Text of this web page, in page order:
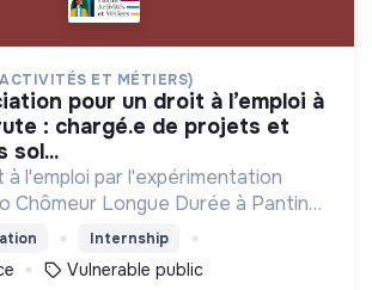
ET MÉTIERS)
: chargé.e de projets et
sol...
l'emploi par l'expérimentation
Chômeur Longue Durée à Pantin
Chemins) : créer des emplois
et utiles au territoire
Internship
Vulnerable public